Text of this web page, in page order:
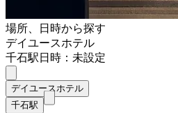
場所、日時から探す
デイユースホテル
千石駅日時：未設定
デイユースホテル
千石駅